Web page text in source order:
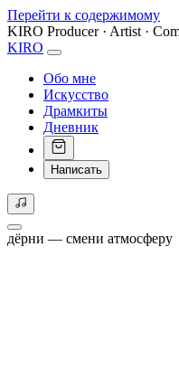
Перейти к содержимому
KIRO Producer · Artist ·
KIRO
Обо мне
Искусство
Драмкиты
Дневник
Написать
дёрни — смени атмосферу